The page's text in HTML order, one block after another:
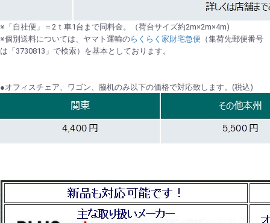
※「自社便」＝2ｔ車1台まで同料金。（荷台サイズ約2m×2m×4m)
※個別送料については、ヤマト運輸のらくらく家財宅急便 （集荷先郵便番号
は「3730813」で検索）を基本としております。
●オフィスチェア、ワゴン、脇机のみ以下の価格で対応致します。(税込)